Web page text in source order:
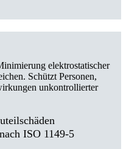
elektrostatischer
Schützt Personen,
unkontrollierter
ISO 1149-5